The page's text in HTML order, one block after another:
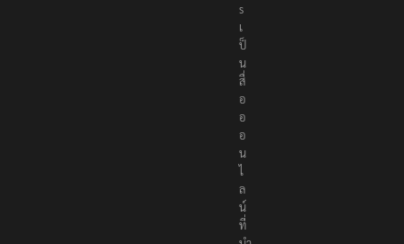
s
เ
ป็
น
สื่
อ
อ
อ
น
ไ
ล
น์
ที่